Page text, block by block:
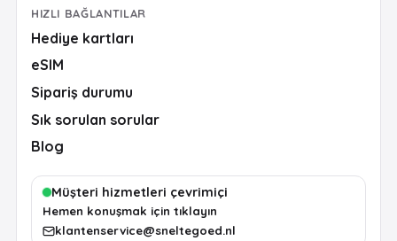
HIZLI BAĞLANTILAR
Hediye kartları
eSIM
Sipariş durumu
Sık sorulan sorular
Blog
Müşteri hizmetleri çevrimiçi
Hemen konuşmak için tıklayın
klantenservice@sneltegoed.nl